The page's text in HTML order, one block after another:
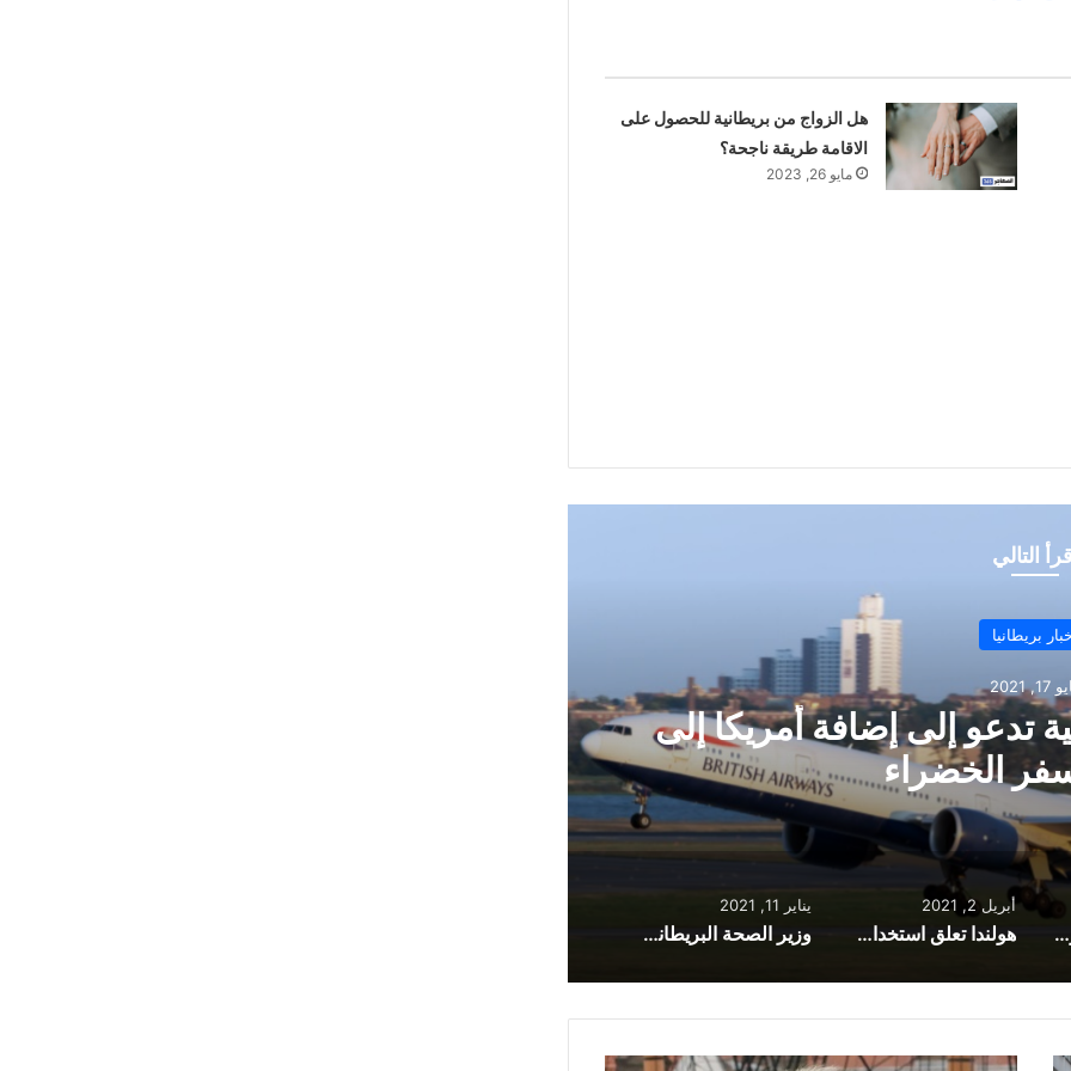
هل الزواج من بريطانية للحصول على
الاقامة طريقة ناجحة؟
مايو 26, 2023
التالي
أخبار بريطانيا
أبريل 2, 2021
أسترازينيكا لمن تقل أعمارهم
الخطوط الجوية البريطانية تدعو إلى إضافة أمريكا إلى قائمة السفر الخضراء
أبريل 2, 2021
هولندا تعلق استخدام لقاح أسترازينيكا لمن تقل أعمارهم عن 60 عاما بعد وفاة امرأة
يناير 11, 2021
وزير الصحة البريطاني يحث المتاجر الكبرى على جعل الأقنعة إلزامية
جونسون